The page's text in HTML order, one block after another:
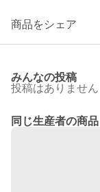
商品をシェア
みんなの投稿
投稿はありません
同じ生産者の商品